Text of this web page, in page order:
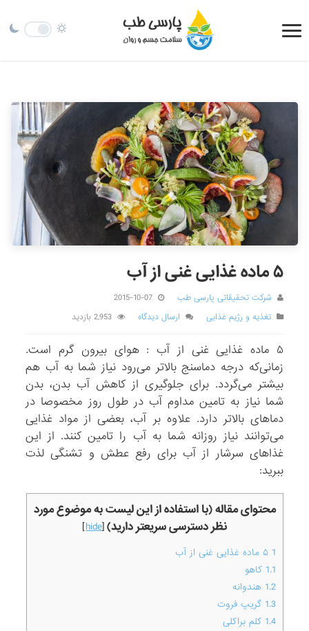
۵ ماده غذایی غنی از آب
شرکت تحقیقاتی پارسی طب
2015-10-07
تغذیه و رژیم غذایی
ارسال دیدگاه 2,953 بازدید
۵ ماده غذایی غنی از آب : هوای بیرون گرم است.
زمانی‌که درجه‌ دماسنج بالاتر می‌رود نیاز شما به آب هم
بیشتر می‌گردد. برای جلوگیری از کاهش آب بدن، بدن
شما نیاز به تامین مداوم آب در طول روز مخصوصا در
دماهای بالاتر دارد. علاوه بر آب، بعضی از مواد غذایی
می‌توانند نیاز روزانه شما به آب را تامین کنند. از این
غذاهای سرشار از آب برای رفع عطش و تشنگی لذت
ببرید:
محتوای مقاله (با استفاده از این لیست به موضوع مورد
نظر دسترسی سریعتر دارید)[
hide
]
1 ۵ ماده غذایی غنی از آب
1.1 کاهو
1.2 هندوانه
1.3 گریپ فروت
1.4 کلم براکلی